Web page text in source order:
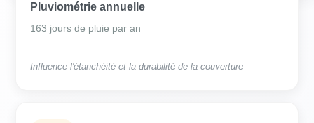
Pluviométrie annuelle
163 jours de pluie par an
Influence l'étanchéité et la durabilité de la couverture